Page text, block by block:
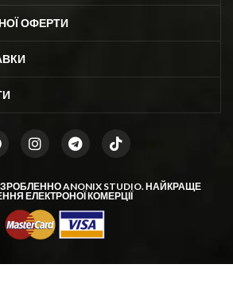
ОФЕРТИ
ANONIX STUDIO. НАЙКРАЩЕ
ЕЛЕКТРОНОЇ КОМЕРЦІЇ